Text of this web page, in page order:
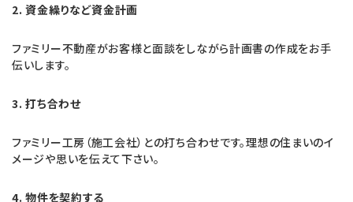
2. 資金繰りなど資金計画
ファミリー不動産がお客様と面談をしながら計画書の作成をお手
伝いします。
3. 打ち合わせ
ファミリー工房（施工会社）との打ち合わせです。理想の住まいのイ
メージや思いを伝えて下さい。
4. 物件を契約する